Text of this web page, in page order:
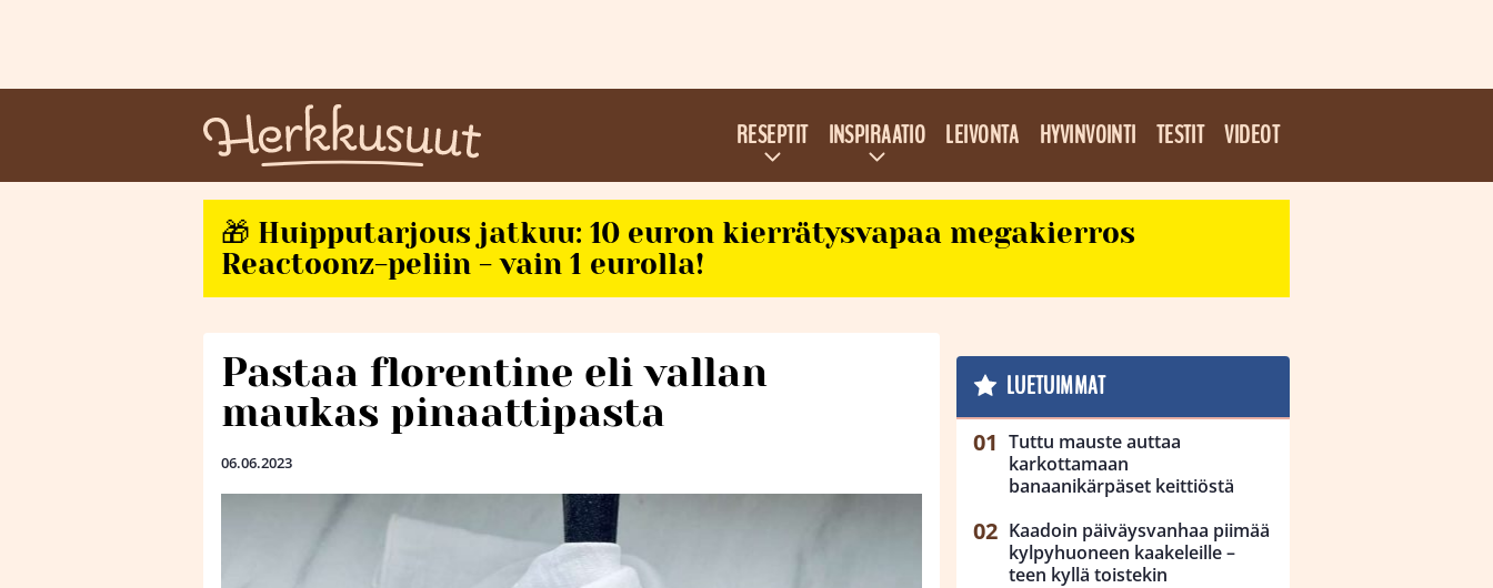
RESEPTIT INSPIRAATIO LEIVONTA HYVINVOINTI TESTIT VIDEOT
🎁 Huipputarjous jatkuu: 10 euron kierrätysvapaa megakierros
Reactoonz-peliin - vain 1 eurolla!
Pastaa florentine eli vallan
maukas pinaattipasta
06.06.2023
LUETUIMMAT
Tuttu mauste auttaa
karkottamaan
banaanikärpäset keittiöstä
Kaadoin päiväysvanhaa piimää
kylpyhuoneen kaakeleille –
teen kyllä toistekin